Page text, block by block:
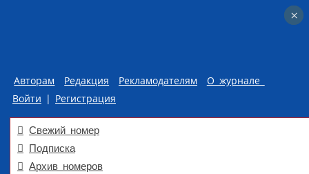
Авторам Редакция Рекламодателям
О журнале
Войти | Регистрация
Свежий номер
Подписка
Архив номеров
×
×